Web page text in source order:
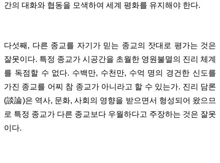
간의 대화와 협동을 모색하여 세계 평화를 유지해야 한다.
다섯째, 다른 종교를 자기가 믿는 종교의 잣대로 평가는 것은
잘못이다. 특정 종교가 시공간을 초월한 영원불멸의 진리 체계
를 독점할 수 없다. 수백만, 수천만, 수억 명의 경건한 신도를
가진 종교를 어찌 참 종교가 아니라고 할 수 있는가. 진리 담론
(談論)은 역사, 문화, 사회의 영향을 받으면서 형성되어 왔으므
로 특정 종교가 다른 종교보다 우월하다고 주장하는 것은 잘못
이다.